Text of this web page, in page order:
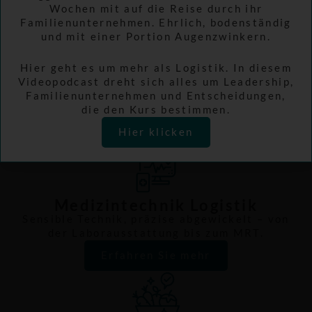
Erfahren Sie mehr
Chemielogistik
Sichere Gefahrguttransporte mit ADR-
Kompetenz und hohen Sicherheitsstandards.
Erfahren Sie mehr
Wochen mit auf die Reise durch ihr
Familienunternehmen. Ehrlich, bodenständig
und mit einer Portion Augenzwinkern.
Hier geht es um mehr als Logistik. In diesem
Videopodcast dreht sich alles um Leadership,
Familienunternehmen und Entscheidungen,
die den Kurs bestimmen.
Hier klicken